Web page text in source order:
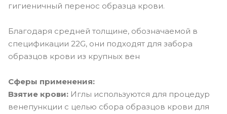
гигиеничный перенос образца крови.
Благодаря средней толщине, обозначаемой в
спецификации 22G, они подходят для забора
образцов крови из крупных вен
Сферы применения:
Взятие крови: Иглы используются для процедур
венепункции с целью сбора образцов крови для